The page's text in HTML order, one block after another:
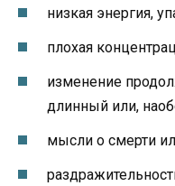
низкая энергия,
плохая
изменение
длинный или,
мысли о смерти